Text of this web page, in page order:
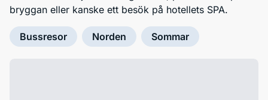
bryggan eller kanske ett besök på hotellets SPA.
Bussresor Norden Sommar